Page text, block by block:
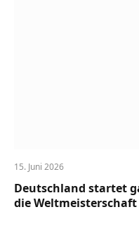
15. Juni 2026
Deutschland startet
die Weltmeisterschaft